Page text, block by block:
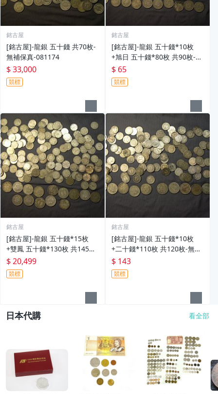
銘古屋
[銘古屋]-龍銀 五十錢 共70枚-
無補保真-081174
$ 33,000
競標
銘古屋
[銘古屋]-龍銀 五十錢*10枚
+旭日 五十錢*80枚 共90枚-無
補保真-081173
$ 65
競標
銘古屋
[銘古屋]-龍銀 五十錢*15枚
+雙鳳 五十錢*130枚 共145枚-
無補保真-081172
$ 20,499
競標
銘古屋
[銘古屋]-龍銀 五十錢*10枚
+二十錢*110枚 共120枚-無補
保真-081171
$ 143
競標
日本代購 看全部